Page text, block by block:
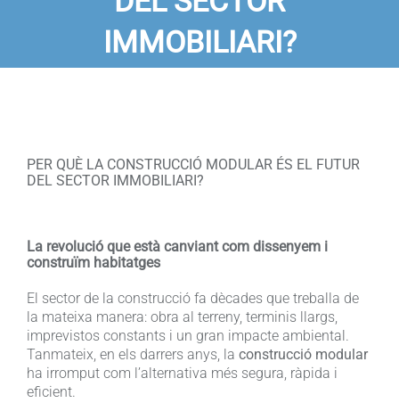
Contacte
Blogs
IMMOBILIARI?
PER QUÈ LA CONSTRUCCIÓ MODULAR ÉS EL FUTUR
DEL SECTOR IMMOBILIARI?
La revolució que està canviant com dissenyem i
construïm habitatges
El sector de la construcció fa dècades que treballa de
la mateixa manera: obra al terreny, terminis llargs,
imprevistos constants i un gran impacte ambiental.
Tanmateix, en els darrers anys, la construcció modular
ha irromput com l’alternativa més segura, ràpida i
eficient.